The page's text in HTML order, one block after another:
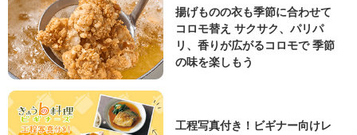
揚げものの衣も季節に合わせて
コロモ替え サクサク、パリパ
リ、香りが広がるコロモで 季節
の味を楽しもう
工程写真付き！ビギナー向けレ